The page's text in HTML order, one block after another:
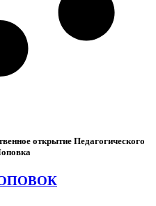
открытие Педагогического